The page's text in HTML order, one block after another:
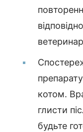
котом.
глисти
будьте